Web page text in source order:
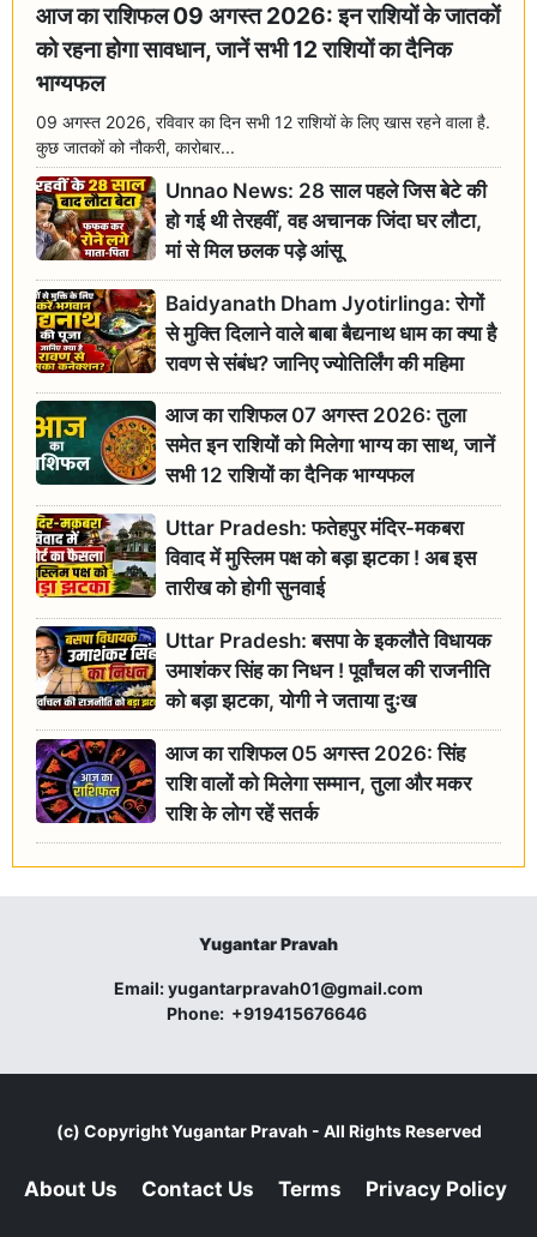
आज का राशिफल 09 अगस्त 2026: इन राशियों के जातकों
को रहना होगा सावधान, जानें सभी 12 राशियों का दैनिक
भाग्यफल
09 अगस्त 2026, रविवार का दिन सभी 12 राशियों के लिए खास रहने वाला है.
कुछ जातकों को नौकरी, कारोबार...
Unnao News: 28 साल पहले जिस बेटे की
हो गई थी तेरहवीं, वह अचानक जिंदा घर लौटा,
मां से मिल छलक पड़े आंसू
Baidyanath Dham Jyotirlinga: रोगों
से मुक्ति दिलाने वाले बाबा बैद्यनाथ धाम का क्या है
रावण से संबंध? जानिए ज्योतिर्लिंग की महिमा
आज का राशिफल 07 अगस्त 2026: तुला
समेत इन राशियों को मिलेगा भाग्य का साथ, जानें
सभी 12 राशियों का दैनिक भाग्यफल
Uttar Pradesh: फतेहपुर मंदिर-मकबरा
विवाद में मुस्लिम पक्ष को बड़ा झटका ! अब इस
तारीख को होगी सुनवाई
Uttar Pradesh: बसपा के इकलौते विधायक
उमाशंकर सिंह का निधन ! पूर्वांचल की राजनीति
को बड़ा झटका, योगी ने जताया दुःख
आज का राशिफल 05 अगस्त 2026: सिंह
राशि वालों को मिलेगा सम्मान, तुला और मकर
राशि के लोग रहें सतर्क
Yugantar Pravah
Email:yugantarpravah01@gmail.com
Phone: +919415676646
(c) CopyrightYugantar Pravah - All Rights Reserved
About Us Contact Us Terms Privacy Policy